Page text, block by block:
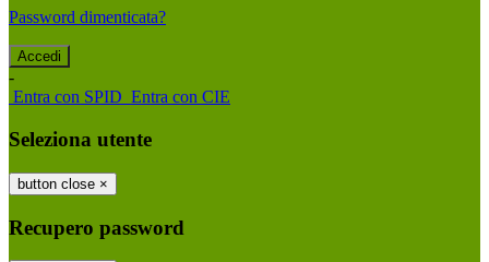
Password dimenticata?
-
Entra con SPID Entra con CIE
Seleziona utente
button close ×
Recupero password